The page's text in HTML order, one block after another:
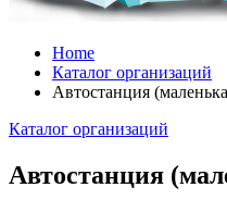
Home
Каталог организаций
Автостанция
Каталог организаций
Автостанция